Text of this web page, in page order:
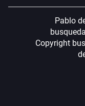
Pablo
Copyright